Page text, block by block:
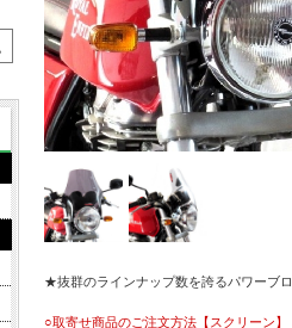
★抜群のラインナップ数を誇るパワーブ
○取寄せ商品のご注文方法【スクリーン】